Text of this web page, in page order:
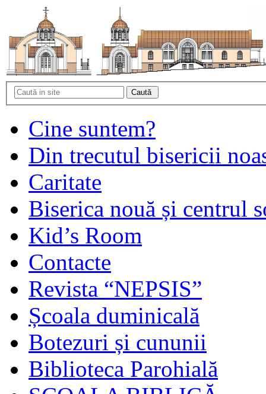
Cine suntem?
Din trecutul bisericii
Caritate
Biserica nouă și centrul
Kid’s Room
Contacte
Revista “NEPSIS”
Școala duminicală
Botezuri și cununii
Biblioteca Parohială